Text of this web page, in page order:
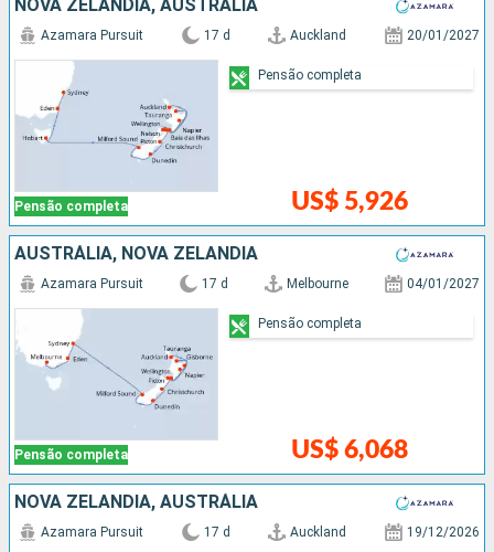
NOVA ZELÂNDIA, AUSTRÁLIA
Pensão completa
Azamara Pursuit 17 d Auckland 20/01/2027
US$ 5,926
Pensão completa
AUSTRÁLIA, NOVA ZELÂNDIA
Pensão completa
Azamara Pursuit 17 d Melbourne 04/01/2027
US$ 6,068
Pensão completa
NOVA ZELÂNDIA, AUSTRÁLIA
Azamara Pursuit 17 d Auckland 19/12/2026